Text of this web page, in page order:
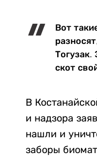
Вот
скот
В
и надзора
нашли и
заборы